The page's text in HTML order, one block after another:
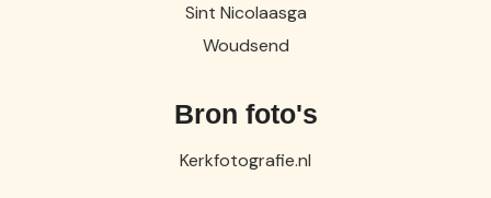
Sint Nicolaasga
Woudsend
Bron foto's
Kerkfotografie.nl